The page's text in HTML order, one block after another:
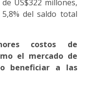
US$322 millones,
del saldo total
costos de
el mercado de
beneficiar a las